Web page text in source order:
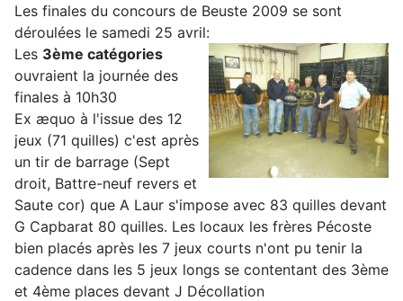
Les finales du concours de Beuste 2009 se sont
déroulées le samedi 25 avril:
Les 3ème catégories
ouvraient la journée des
finales à 10h30
Ex æquo à l'issue des 12
jeux (71 quilles) c'est après
un tir de barrage (Sept
droit, Battre-neuf revers et
Saute cor) que A Laur s'impose avec 83 quilles devant
G Capbarat 80 quilles. Les locaux les frères Pécoste
bien placés après les 7 jeux courts n'ont pu tenir la
cadence dans les 5 jeux longs se contentant des 3ème
et 4ème places devant J Décollation